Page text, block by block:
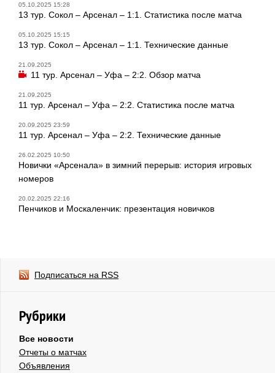
05.10.2025 15:28
13 тур. Сокол – Арсенал – 1:1. Статистика после матча
05.10.2025 15:15
13 тур. Сокол – Арсенал – 1:1. Технические данные
21.09.2025
11 тур. Арсенал – Уфа – 2:2. Обзор матча
21.09.2025
11 тур. Арсенал – Уфа – 2:2. Статистика после матча
20.09.2025 23:59
11 тур. Арсенал – Уфа – 2:2. Технические данные
26.02.2025 10:50
Новички «Арсенала» в зимний перерыв: история игровых
номеров
20.02.2025 22:16
Пенчиков и Москаленчик: презентация новичков
Подписаться на RSS
Рубрики
Все новости
Отчеты о матчах
Объявления